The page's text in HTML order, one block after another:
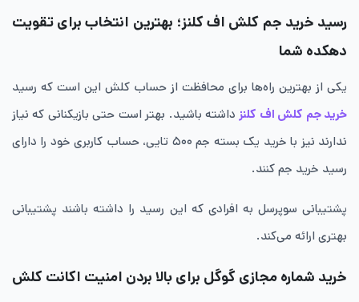
رسید خرید جم کلش اف کلنز؛ بهترین انتخاب برای تقویت
دهکده شما
یکی از بهترین راه‌ها برای محافظت از حساب کلش این است که رسید
خرید جم کلش اف کلنز داشته باشید. بهتر است حتی بازیکنانی که نیاز
ندارند نیز با خرید یک بسته جم ۵۰۰ تایی، حساب کاربری خود را دارای
رسید خرید جم کنند.
پشتیبانی سوپرسل به افرادی که این رسید را داشته باشند پشتیبانی
بهتری ارائه می‌کند.
خرید شماره مجازی گوگل برای بالا بردن امنیت اکانت کلش